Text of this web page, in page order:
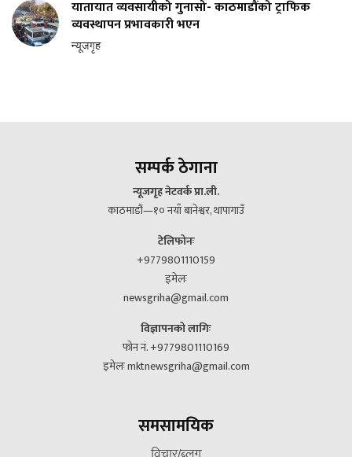
यातायात व्यवसायीको गुनासो- काठमाडौंको ट्राफिक
व्यवस्थापन प्रभावकारी भएन
न्यूजगृह
सम्पर्क ठेगाना
न्यूजगृह नेटवर्क प्रा.ली.
काठमाडौं—१० नयाँ बानेश्वर, थापागाउँ
टेलिफोनः
+9779801110159
इमेलः
newsgriha@gmail.com
विज्ञापनको लागिः
फोन नं. +9779801110169
इमेलः mktnewsgriha@gmail.com
समसामयिक